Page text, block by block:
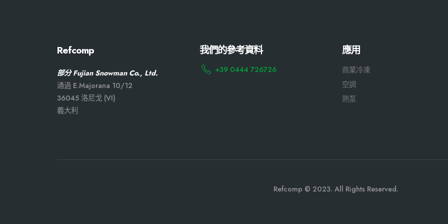
Refcomp
部分 Fujian Snowman Co., Ltd.
通過 E.Majorana 10/12
36045 洛尼戈 (VI)
義大利
我們的參考資料
+39 0444 726726
應用
商業冷凍
空調
熱泵
Refcomp © 2023. All Rights Reserved.